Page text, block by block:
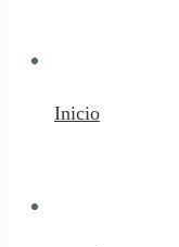
Inicio